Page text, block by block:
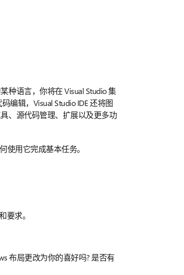
种语言，你将在 Visual Studio 集
编辑，Visual Studio IDE 还将图
、源代码管理、扩展以及更多功
使用它完成基本任务。
要求。
布局更改为你的喜好吗? 是否有